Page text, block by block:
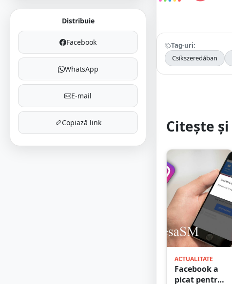
Distribuie
Facebook
WhatsApp
E-mail
Copiază link
Tag-uri:
Csíkszeredában
Citește și
ACTUALITATE
Facebook a
picat pentru